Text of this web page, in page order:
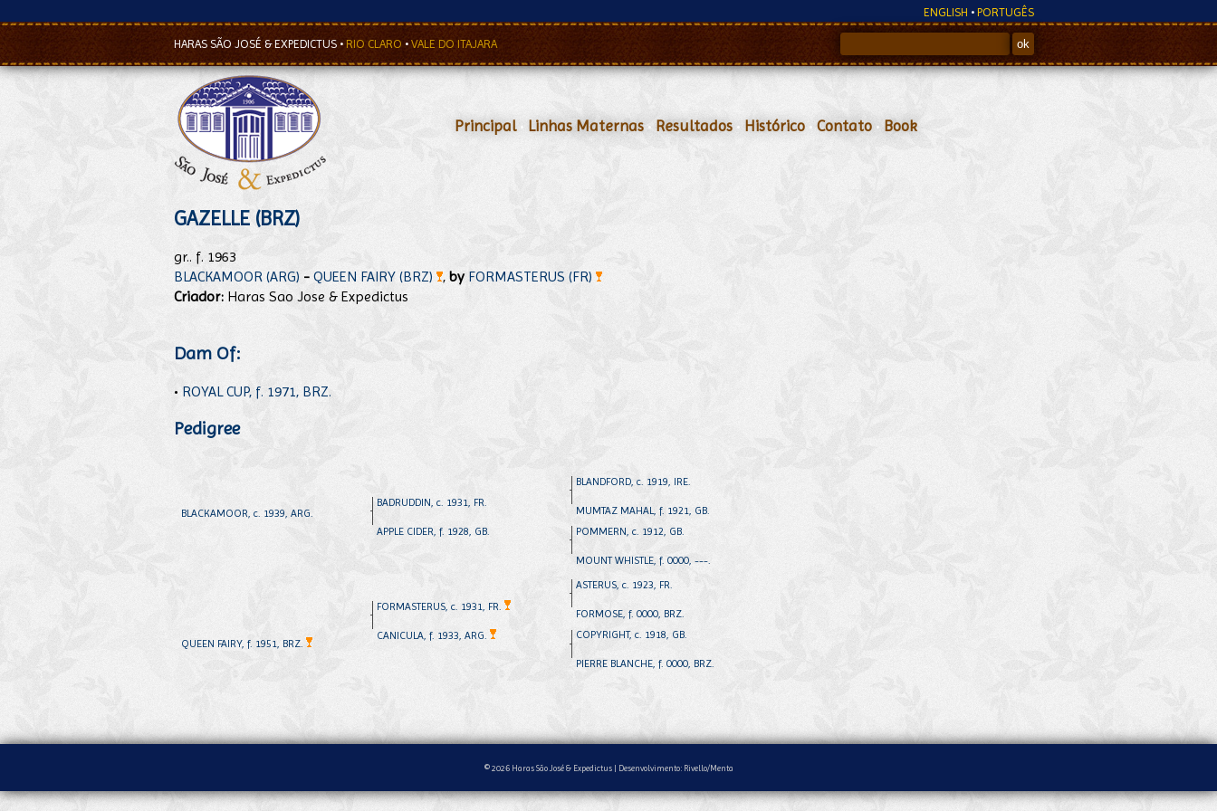
ENGLISH • PORTUGÊS
HARAS SÃO JOSÉ & EXPEDICTUS • RIO CLARO •VALE DO ITAJARA
Principal• Linhas Maternas • Resultados • Histórico • Contato • Book
GAZELLE (BRZ)
gr.. f. 1963
BLACKAMOOR (ARG) - QUEEN FAIRY (BRZ) , by FORMASTERUS (FR)
Criador: Haras Sao Jose & Expedictus
Dam Of:
• ROYAL CUP, f. 1971, BRZ.
Pedigree
BLACKAMOOR, c. 1939, ARG.
QUEEN FAIRY, f. 1951, BRZ.
BADRUDDIN, c. 1931, FR.
APPLE CIDER, f. 1928, GB.
FORMASTERUS, c. 1931, FR.
CANICULA, f. 1933, ARG.
BLANDFORD, c. 1919, IRE.
MUMTAZ MAHAL, f. 1921, GB.
POMMERN, c. 1912, GB.
MOUNT WHISTLE, f. 0000, ---.
ASTERUS, c. 1923, FR.
FORMOSE, f. 0000, BRZ.
COPYRIGHT, c. 1918, GB.
PIERRE BLANCHE, f. 0000, BRZ.
© 2026 Haras São José & Expedictus | Desenvolvimento: Rivello/Menta